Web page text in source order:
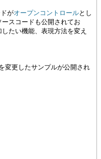
がオープンコントロールとし
スコードも公開されてお
たい機能、表現方法を変え
変更したサンプルが公開され